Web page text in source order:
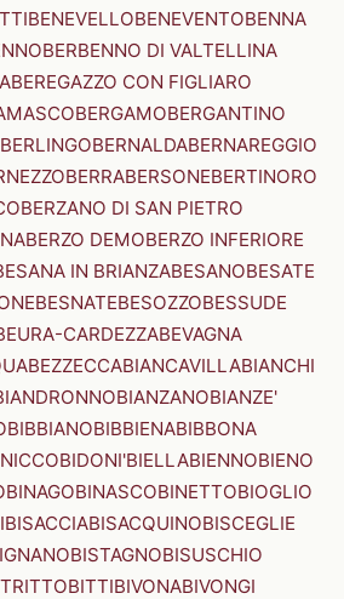
BENEVELLOBENEVENTOBENNA
BERBENNO DI VALTELLINA
BEREGAZZO CON FIGLIARO
BERGAMOBERGANTINO
BERLINGOBERNALDABERNAREGGIO
BERRABERSONEBERTINORO
BERZANO DI SAN PIETRO
BERZO DEMOBERZO INFERIORE
IN BRIANZABESANOBESATE
BESNATEBESOZZOBESSUDE
CARDEZZABEVAGNA
BEZZECCABIANCAVILLABIANCHI
BIANZANOBIANZE'
BIBBIANOBIBBIENABIBBONA
BIDONI'BIELLABIENNOBIENO
BINAGOBINASCOBINETTOBIOGLIO
BISACCIABISACQUINOBISCEGLIE
BISTAGNOBISUSCHIO
BITTIBIVONABIVONGI